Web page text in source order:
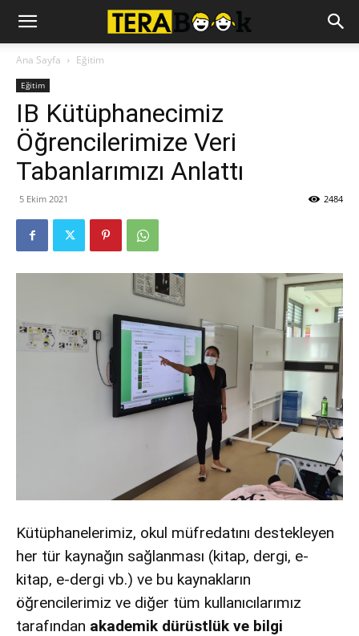
Ana Sayfa Eğitim
Eğitim
IB Kütüphanecimiz
Öğrencilerimize Veri
Tabanlarımızı Anlattı
5 Ekim 2021 2484
Kütüphanelerimiz, okul müfredatını destekleyen
her tür kaynağın sağlanması (kitap, dergi, e-
kitap, e-dergi vb.) ve bu kaynakların
öğrencilerimiz ve diğer tüm kullanıcılarımız
tarafından akademik dürüstlük ve bilgi